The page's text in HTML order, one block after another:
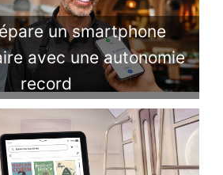
un smartphone
avec une autonomie
record